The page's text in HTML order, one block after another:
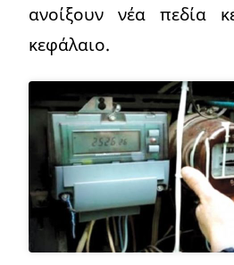
ανοίξουν νέα πεδία
κεφάλαιο.